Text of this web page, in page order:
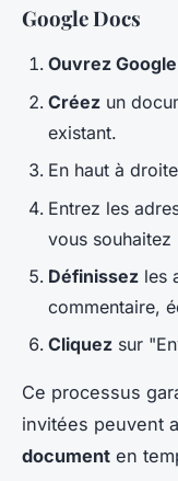
Google Docs
Ouvrez
Créez un
existant.
En haut à
Entrez les
vous
Définissez les
commentaire,
Cliquez sur
Ce processus
invitées peuvent
document en